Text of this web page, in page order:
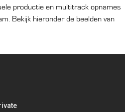
productie en multitrack opnames
Bekijk hieronder de beelden van